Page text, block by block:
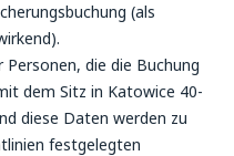
(als
die die Buchung
dem Sitz in Katowice 40-
diese Daten werden zu
festgelegten